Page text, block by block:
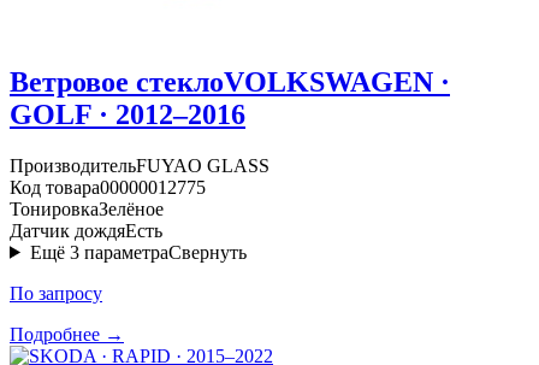
Ветровое стеклоVOLKSWAGEN ·
GOLF · 2012–2016
ПроизводительFUYAO GLASS
Код товара00000012775
ТонировкаЗелёное
Датчик дождяЕсть
Ещё 3 параметраСвернуть
По запросу
Подробнее →